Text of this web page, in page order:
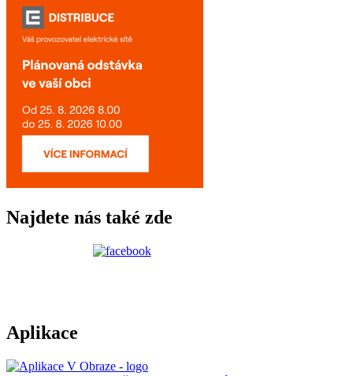
Najdete nás také zde
Aplikace